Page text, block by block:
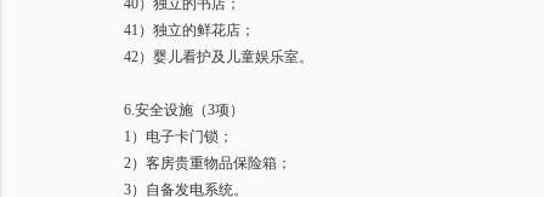
40）独立的书店；
41 ）独立的鲜花店；
42）婴儿看护及儿童娱乐室。
6.安全设施（3项）
1 ）电子卡门锁；
2）客房贵重物品保险箱；
3）自备发电系统。